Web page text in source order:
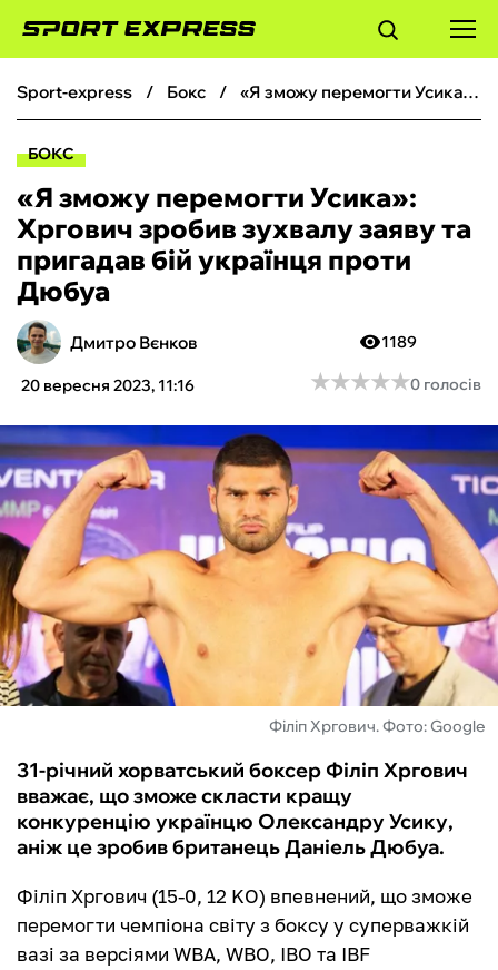
ФУТБОЛ
БОКС
ХОКЕЙ
ТЕНІС
КІБЕРСПОРТ
ЧС-2026
ФУТЗАЛ
ІНШІ
БУКМЕКЕРИ
sport-express бокс «Я зможу перемогти Усика»: Хргович зробив зухвалу заяву та пригадав бій українця проти Дюбуа
БОКС
«Я зможу перемогти Усика»:
Хргович зробив зухвалу заяву та
пригадав бій українця проти
Дюбуа
Дмитро Вєнков
20 вересня 2023, 11:16
1189
★★★★★
★★★★★0 голосів
Філіп Хргович. Фото: Google
31-річний хорватський боксер Філіп Хргович
вважає, що зможе скласти кращу
конкуренцію українцю Олександру Усику,
аніж це зробив британець Даніель Дюбуа.
Філіп Хргович (15-0, 12 KO) впевнений, що зможе
перемогти чемпіона світу з боксу у суперважкій
вазі за версіями WBA, WBO, IBO та IBF